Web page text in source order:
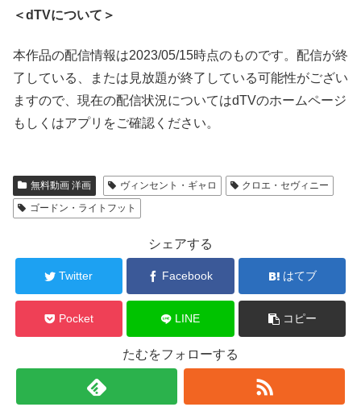
＜dTVについて＞
本作品の配信情報は2023/05/15時点のものです。配信が終
了している、または見放題が終了している可能性がござい
ますので、現在の配信状況についてはdTVのホームページ
もしくはアプリをご確認ください。
無料動画 洋画 ヴィンセント・ギャロ
クロエ・セヴィニー
ゴードン・ライトフット
シェアする
Twitter Facebook はてブ
Pocket LINE コピー
たむをフォローする